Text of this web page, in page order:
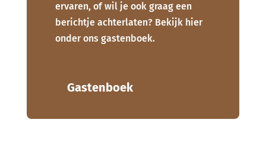
ervaren, of wil je ook graag een
berichtje achterlaten? Bekijk hier
onder ons gastenboek.
Gastenboek